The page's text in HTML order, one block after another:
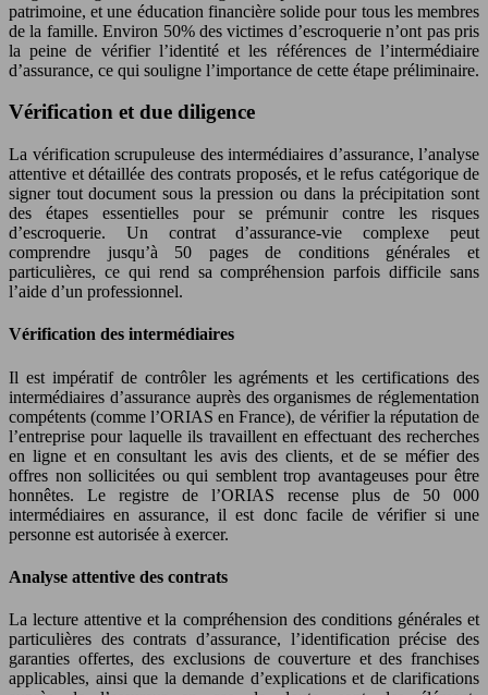
patrimoine, et une éducation financière solide pour tous les membres
de la famille. Environ 50% des victimes d’escroquerie n’ont pas pris
la peine de vérifier l’identité et les références de l’intermédiaire
d’assurance, ce qui souligne l’importance de cette étape préliminaire.
Vérification et due diligence
La vérification scrupuleuse des intermédiaires d’assurance, l’analyse
attentive et détaillée des contrats proposés, et le refus catégorique de
signer tout document sous la pression ou dans la précipitation sont
des étapes essentielles pour se prémunir contre les risques
d’escroquerie. Un contrat d’assurance-vie complexe peut
comprendre jusqu’à 50 pages de conditions générales et
particulières, ce qui rend sa compréhension parfois difficile sans
l’aide d’un professionnel.
Vérification des intermédiaires
Il est impératif de contrôler les agréments et les certifications des
intermédiaires d’assurance auprès des organismes de réglementation
compétents (comme l’ORIAS en France), de vérifier la réputation de
l’entreprise pour laquelle ils travaillent en effectuant des recherches
en ligne et en consultant les avis des clients, et de se méfier des
offres non sollicitées ou qui semblent trop avantageuses pour être
honnêtes. Le registre de l’ORIAS recense plus de 50 000
intermédiaires en assurance, il est donc facile de vérifier si une
personne est autorisée à exercer.
Analyse attentive des contrats
La lecture attentive et la compréhension des conditions générales et
particulières des contrats d’assurance, l’identification précise des
garanties offertes, des exclusions de couverture et des franchises
applicables, ainsi que la demande d’explications et de clarifications